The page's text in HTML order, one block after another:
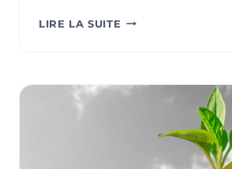
LIRE LA SUITE FICHE
FICHE